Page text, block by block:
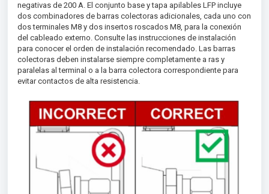
negativas de 200 A. El conjunto base y tapa apilables LFP incluye
dos combinadores de barras colectoras adicionales, cada uno con
dos terminales M8 y dos insertos roscados M8, para la conexión
del cableado externo. Consulte las instrucciones de instalación
para conocer el orden de instalación recomendado. Las barras
colectoras deben instalarse siempre completamente a ras y
paralelas al terminal o a la barra colectora correspondiente para
evitar contactos de alta resistencia.